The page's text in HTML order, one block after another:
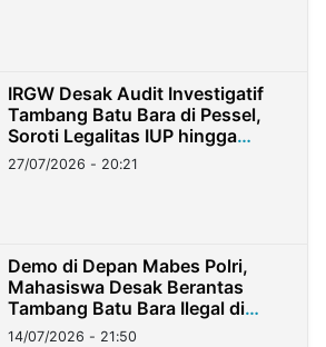
IRGW Desak Audit Investigatif
Tambang Batu Bara di Pessel,
Soroti Legalitas IUP hingga
Stockpile
27/07/2026 - 20:21
Demo di Depan Mabes Polri,
Mahasiswa Desak Berantas
Tambang Batu Bara Ilegal di
Lampung
14/07/2026 - 21:50